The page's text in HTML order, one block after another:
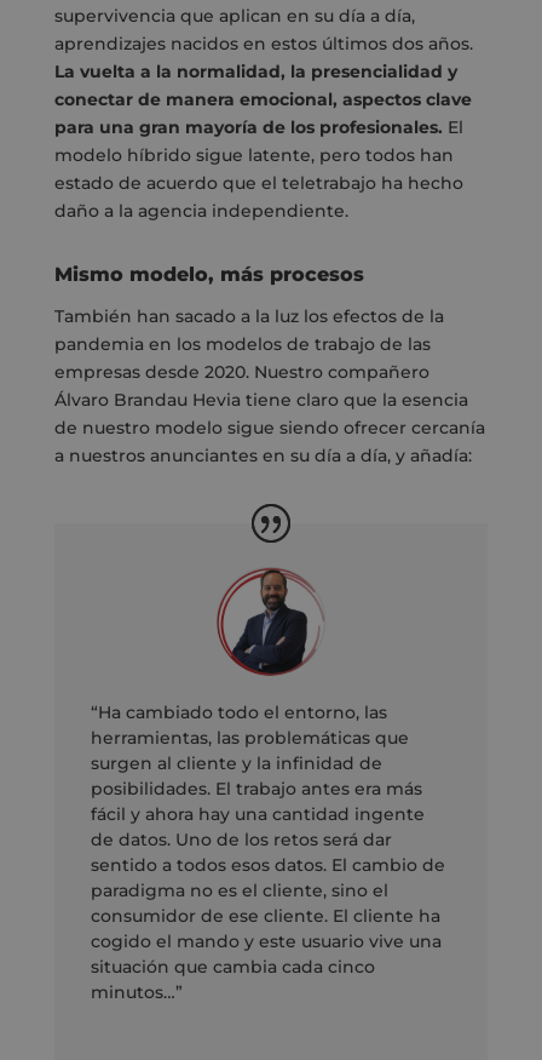
supervivencia que aplican en su día a día,
aprendizajes nacidos en estos últimos dos años.
La vuelta a la normalidad, la presencialidad y
conectar de manera emocional, aspectos clave
para una gran mayoría de los profesionales. El
modelo híbrido sigue latente, pero todos han
estado de acuerdo que el teletrabajo ha hecho
daño a la agencia independiente.
Mismo modelo, más procesos
También han sacado a la luz los efectos de la
pandemia en los modelos de trabajo de las
empresas desde 2020. Nuestro compañero
Álvaro Brandau Hevia tiene claro que la esencia
de nuestro modelo sigue siendo ofrecer cercanía
a nuestros anunciantes en su día a día, y añadía:
“Ha cambiado todo el entorno, las
herramientas, las problemáticas que
surgen al cliente y la infinidad de
posibilidades. El trabajo antes era más
fácil y ahora hay una cantidad ingente
de datos. Uno de los retos será dar
sentido a todos esos datos. El cambio de
paradigma no es el cliente, sino el
consumidor de ese cliente. El cliente ha
cogido el mando y este usuario vive una
situación que cambia cada cinco
minutos…”